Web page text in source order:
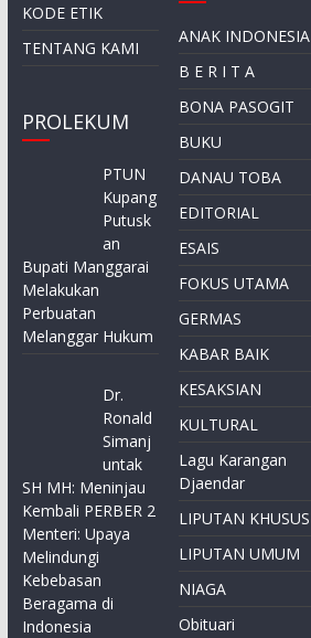
KODE ETIK
TENTANG KAMI
PROLEKUM
PTUN
Kupang
Putusk
an
Bupati Manggarai
Melakukan
Perbuatan
Melanggar Hukum
Dr.
Ronald
Simanj
untak
SH MH: Meninjau
Kembali PERBER 2
Menteri: Upaya
Melindungi
Kebebasan
Beragama di
Indonesia
ANAK INDONESIA
B E R I T A
BONA PASOGIT
BUKU
DANAU TOBA
EDITORIAL
ESAIS
FOKUS UTAMA
GERMAS
KABAR BAIK
KESAKSIAN
KULTURAL
Lagu Karangan
Djaendar
LIPUTAN KHUSUS
LIPUTAN UMUM
NIAGA
Obituari